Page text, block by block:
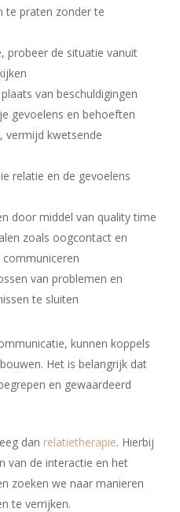
te praten zonder te
probeer de situatie vanuit
van beschuldigingen
gevoelens en behoeften
vermijd kwetsende
relatie en de gevoelens
door middel van quality time
zoals oogcontact en
van problemen en
te sluiten
kunnen koppels
Het is belangrijk dat
en gewaardeerd
dan relatietherapie. Hierbij
van de interactie en het
zoeken we naar manieren
te verrijken.